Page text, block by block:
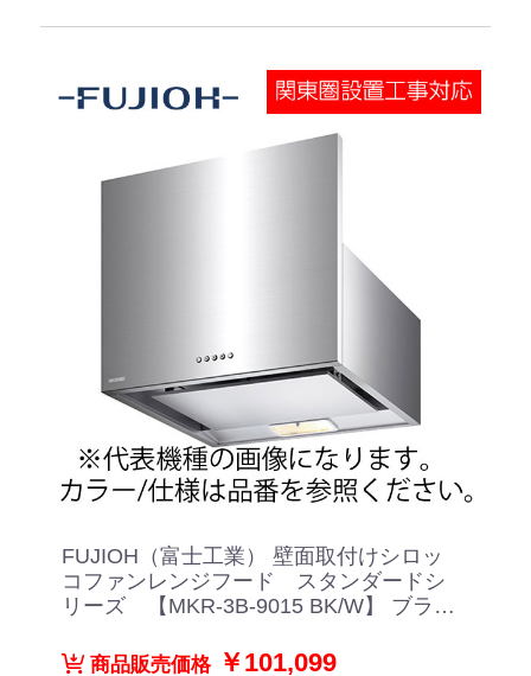
FUJIOH（富士工業） 壁面取付けシロッ
コファンレンジフード スタンダードシ
リーズ 【MKR-3B-9015 BK/W】 ブラッ
商品販売価格￥101,099